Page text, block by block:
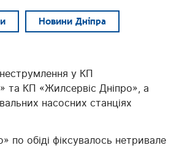
Новини Дніпра
у КП
та КП «Жилсервіс Дніпро», а
насосних станціях
по обіді фіксувалось нетривале